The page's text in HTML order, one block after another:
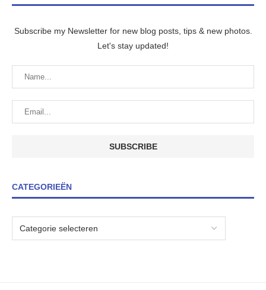
Subscribe my Newsletter for new blog posts, tips & new photos.
Let's stay updated!
CATEGORIEËN